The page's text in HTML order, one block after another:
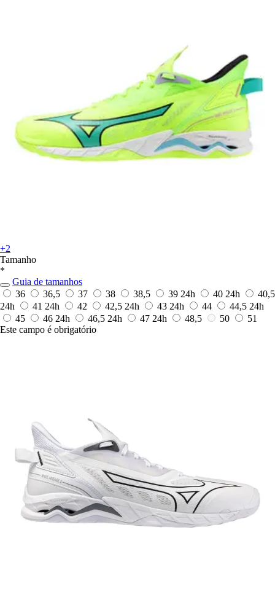
+2
Tamanho
*
Guia de tamanhos
36
36,5 37 38 38,5 39 24h 40 24h
40,5
24h
41 24h 42 42,5 24h 43 24h 44 44,5 24h
45
46 24h 46,5 24h 47 24h 48,5 50
51
Este campo é obrigatório